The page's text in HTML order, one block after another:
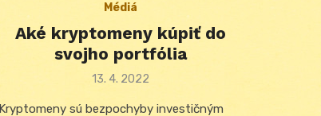
Médiá
Aké kryptomeny kúpiť do
svojho portfólia
Posted
13. 4. 2022
Kryptomeny sú bezpochyby investičným